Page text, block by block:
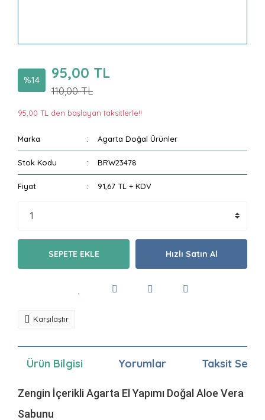
%14 95,00 TL
110,00 TL
95,00 TL den başlayan taksitlerle!!
Marka Agarta Doğal Ürünler
Stok Kodu BRW23478
Fiyat 91,67 TL + KDV
SEPETE EKLE Hızlı Satın Al
Karşılaştır
Ürün Bilgisi Yorumlar Taksit
Zengin İçerikli Agarta El Yapımı Doğal Aloe Vera
Sabunu